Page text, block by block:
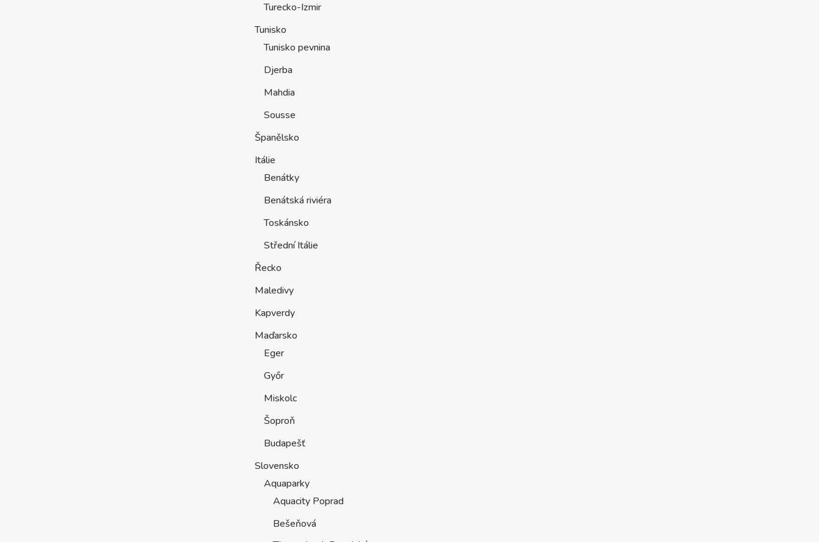
Turecko-Izmir
Tunisko
Tunisko pevnina
Djerba
Mahdia
Sousse
Španělsko
Itálie
Benátky
Benátská riviéra
Toskánsko
Střední Itálie
Řecko
Maledivy
Kapverdy
Maďarsko
Eger
Győr
Miskolc
Šoproň
Budapešť
Slovensko
Aquaparky
Aquacity Poprad
Bešeňová